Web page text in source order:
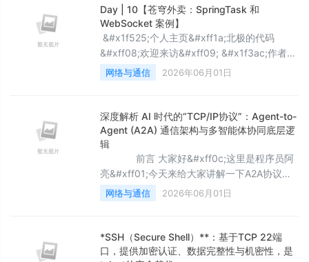
&#xff1f;SpringBoot 里怎么配&#xff1f; 今天就
把 SpringBoot 配置 HTTPS 的全流程讲透
&#xff1a; 开发环境&#xff1a;
Day | 10【苍穹外卖：SpringTask 和
WebSocket 案例】
&#x1f525;个人主页&#xff1a;北极的代码
&#xff08;欢迎来访&#xff09; &#x1f3ac;作者简
介&#xff1a;java后端学习者 ❄️个人专栏
&#xff1a;苍穹外卖日记&#xff0c;SSM框架深入
&#xff0c;不屈的挑战却不可须臾或缺&#xff01;
前言&#xff1a;我们完成了前一天的作业&#xff0
网络与通信 2026年06月01日
深度解析 AI 时代的“TCP/IP协议”：Agent-to-
Agent (A2A) 通信架构与多智能体协同底层逻
辑
前言 大家好&#xff0c;这里是程序员阿
亮&#xff01;今天来给大家讲解一下A2A协议
&#xff01; 在前两篇文章中&#xff0c;我们深度探
讨了 MCP&#xff08;模型上下文协议
接口”&#xff0c;让一个大模型
&#xff08;Agent&#xff09;成功长出了手和眼睛
网络与通信 2026年06月01日
*SSH（Secure Shell）**：基于TCP 22端
口，提供加密认证、数据完整性与机密性，是